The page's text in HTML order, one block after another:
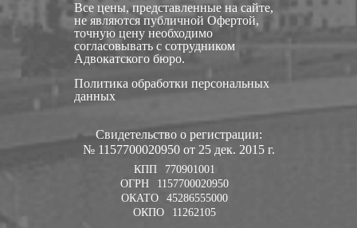
Все цены, представленные на сайте,
не являются публичной Офертой,
точную цену необходимо
согласовывать с сотрудником
Адвокатского бюро.
Политика обработки персональных
данных
Свидетельство о регистрации:
№ 1157700020950 от 25 дек. 2015 г.
КПП
770901001
ОГРН
1157700020950
ОКАТО
45286555000
ОКПО
11262105